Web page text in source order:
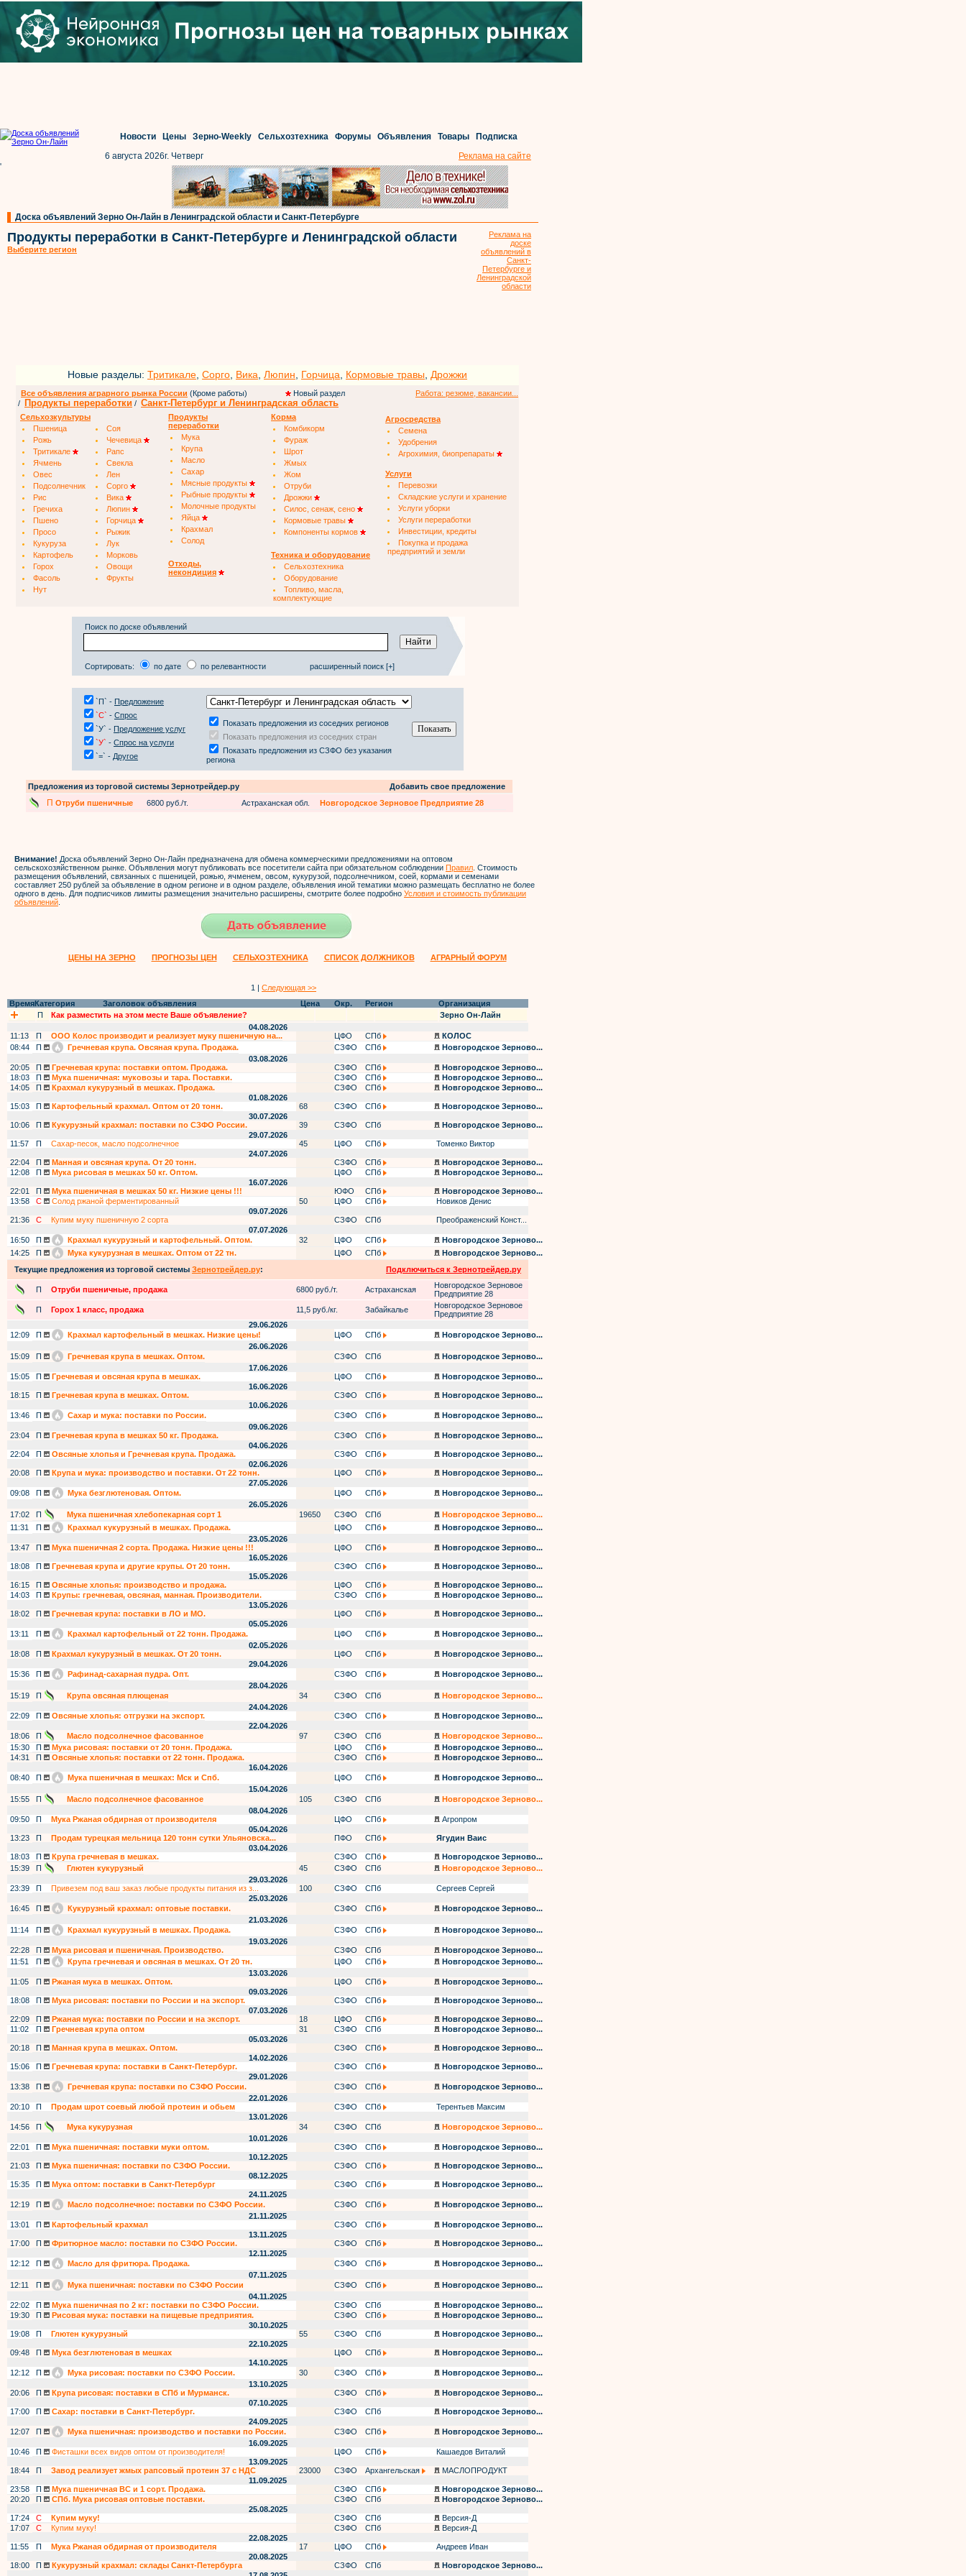
Новости Цены Зерно-Weekly Сельхозтехника Форумы Объявления Товары
Подписка
6 августа 2026г. Четверг
Реклама на сайте
'
Доска объявлений Зерно Он-Лайн в Ленинградской области и Санкт-Петербурге
Продукты переработки в Санкт-Петербурге и Ленинградской области
Выберите регион
Реклама на
доске
объявлений в
Санкт-
Петербурге и
Ленинградской
области
Новые разделы: Тритикале Сорго Вика Люпин Горчица Кормовые травы Дрожжи
Все объявления аграрного рынка России (Кроме работы) Новый раздел
Работа: резюме, вакансии...
/
Продукты переработки / Санкт-Петербург и Ленинградская область
Сельхозкультуры
Пшеница
Соя
Рожь
Чечевица
Тритикале
Рапс
Ячмень
Свекла
Овес
Лен
Подсолнечник
Сорго
Рис
Вика
Гречиха
Люпин
Пшено
Горчица
Просо
Рыжик
Кукуруза
Лук
Картофель
Морковь
Горох
Овощи
Фасоль
Фрукты
Нут
Продукты
переработки
Мука
Крупа
Масло
Сахар
Мясные продукты
Рыбные продукты
Молочные продукты
Яйца
Крахмал
Солод
Отходы,
некондиция
Корма
Комбикорм
Фураж
Шрот
Жмых
Жом
Отруби
Дрожжи
Силос, сенаж, сено
Кормовые травы
Компоненты кормов
Техника и оборудование
Сельхозтехника
Оборудование
Топливо, масла,
комплектующие
Агросредства
Семена
Удобрения
Агрохимия, биопрепараты
Услуги
Перевозки
Складские услуги и хранение
Услуги уборки
Услуги переработки
Инвестиции, кредиты
Покупка и продажа
предприятий и земли
Поиск по доске объявлений
Сортировать: по дате по релевантности расширенный поиск [+]
`П` - Предложение
`С` - Спрос
`У` - Предложение услуг
`У` - Спрос на услуги
`=` - Другое
Показать предложения из соседних регионов
Показать предложения из соседних стран
Показать предложения из СЗФО без указания
региона
Предложения из торговой системы Зернотрейдер.ру Добавить свое предложение
П Отруби пшеничные 6800 руб./т. Астраханская обл. Новгородское Зерновое Предприятие 28
Внимание! Доска объявлений Зерно Он-Лайн предназначена для обмена коммерческими предложениями на оптовом
сельскохозяйственном рынке. Объявления могут публиковать все посетители сайта при обязательном соблюдении Правил . Стоимость
размещения объявлений, связанных с пшеницей, рожью, ячменем, овсом, кукурузой, подсолнечником, соей, кормами и семенами
составляет 250 рублей за объявление в одном регионе и в одном разделе, объявления иной тематики можно размещать бесплатно не более
одного в день. Для подписчиков лимиты размещения значительно расширены, смотрите более подробно Условия и стоимость публикации
объявлений
ЦЕНЫ НА ЗЕРНО ПРОГНОЗЫ ЦЕН СЕЛЬХОЗТЕХНИКА СПИСОК ДОЛЖНИКОВ АГРАРНЫЙ ФОРУМ
1 | Следующая >>
ВремяКатегория Заголовок объявления Цена Окр. Регион
Организация
П
Как разместить на этом месте Ваше объявление?
Зерно Он-Лайн
04.08.2026
11:13
П ООО Колос производит и реализует муку пшеничную на... ЦФО СПб
КОЛОС
08:44
П Гречневая крупа. Овсяная крупа. Продажа. СЗФО СПб
Новгородское Зерново...
03.08.2026
20:05
П Гречневая крупа: поставки оптом. Продажа. СЗФО СПб
Новгородское Зерново...
18:03
П Мука пшеничная: муковозы и тара. Поставки. СЗФО СПб
Новгородское Зерново...
14:05
П Крахмал кукурузный в мешках. Продажа. СЗФО СПб
Новгородское Зерново...
01.08.2026
15:03
П Картофельный крахмал. Оптом от 20 тонн. 68 СЗФО СПб
Новгородское Зерново...
30.07.2026
10:06
П Кукурузный крахмал: поставки по СЗФО России. 39 СЗФО СПб
Новгородское Зерново...
29.07.2026
11:57
П Сахар-песок, масло подсолнечное 45 ЦФО СПб
Томенко Виктор
24.07.2026
22:04
П Манная и овсяная крупа. От 20 тонн. СЗФО СПб
Новгородское Зерново...
12:08
П Мука рисовая в мешках 50 кг. Оптом. ЦФО СПб
Новгородское Зерново...
16.07.2026
22:01
П Мука пшеничная в мешках 50 кг. Низкие цены !!! ЮФО СПб
Новгородское Зерново...
13:58
С Солод ржаной ферментированный 50 ЦФО СПб
Новиков Денис
09.07.2026
21:36
С Купим муку пшеничную 2 сорта СЗФО СПб
Преображенский Конст...
07.07.2026
16:50
П Крахмал кукурузный и картофельный. Оптом. 32 ЦФО СПб
Новгородское Зерново...
14:25
П Мука кукурузная в мешках. Оптом от 22 тн. ЦФО СПб
Новгородское Зерново...
Текущие предложения из торговой системы Зернотрейдер.ру: Подключиться к Зернотрейдер.ру
П Отруби пшеничные, продажа 6800 руб./т. Астраханская
Новгородское Зерновое
Предприятие 28
П
Горох 1 класс, продажа 11,5 руб./кг. Забайкалье
Новгородское Зерновое
Предприятие 28
29.06.2026
12:09
П Крахмал картофельный в мешках. Низкие цены! ЦФО СПб
Новгородское Зерново...
26.06.2026
15:09
П Гречневая крупа в мешках. Оптом. СЗФО СПб
Новгородское Зерново...
17.06.2026
15:05
П Гречневая и овсяная крупа в мешках. ЦФО СПб
Новгородское Зерново...
16.06.2026
18:15
П Гречневая крупа в мешках. Оптом. СЗФО СПб
Новгородское Зерново...
10.06.2026
13:46
П Сахар и мука: поставки по России. СЗФО СПб
Новгородское Зерново...
09.06.2026
23:04
П Гречневая крупа в мешках 50 кг. Продажа. СЗФО СПб
Новгородское Зерново...
04.06.2026
22:04
П Овсяные хлопья и Гречневая крупа. Продажа. СЗФО СПб
Новгородское Зерново...
02.06.2026
20:08
П Крупа и мука: производство и поставки. От 22 тонн. ЦФО СПб
Новгородское Зерново...
27.05.2026
09:08
П Мука безглютеновая. Оптом. ЦФО СПб
Новгородское Зерново...
26.05.2026
17:02
П Мука пшеничная хлебопекарная сорт 1 19650 СЗФО СПб
Новгородское Зерново...
11:31
П Крахмал кукурузный в мешках. Продажа. ЦФО СПб
Новгородское Зерново...
23.05.2026
13:47
П Мука пшеничная 2 сорта. Продажа. Низкие цены !!! ЦФО СПб
Новгородское Зерново...
16.05.2026
18:08
П Гречневая крупа и другие крупы. От 20 тонн. СЗФО СПб
Новгородское Зерново...
15.05.2026
16:15
П Овсяные хлопья: производство и продажа. ЦФО СПб
Новгородское Зерново...
14:03
П Крупы: гречневая, овсяная, манная. Производители. СЗФО СПб
Новгородское Зерново...
13.05.2026
18:02
П Гречневая крупа: поставки в ЛО и МО. ЦФО СПб
Новгородское Зерново...
05.05.2026
13:11
П Крахмал картофельный от 22 тонн. Продажа. ЦФО СПб
Новгородское Зерново...
02.05.2026
18:08
П Крахмал кукурузный в мешках. От 20 тонн. ЦФО СПб
Новгородское Зерново...
29.04.2026
15:36
П Рафинад-сахарная пудра. Опт. СЗФО СПб
Новгородское Зерново...
28.04.2026
15:19
П Крупа овсяная плющеная 34 СЗФО СПб
Новгородское Зерново...
24.04.2026
22:09
П Овсяные хлопья: отгрузки на экспорт. СЗФО СПб
Новгородское Зерново...
22.04.2026
18:06
П Масло подсолнечное фасованное 97 СЗФО СПб
Новгородское Зерново...
15:30
П Мука рисовая: поставки от 20 тонн. Продажа. ЦФО СПб
Новгородское Зерново...
14:31
П Овсяные хлопья: поставки от 22 тонн. Продажа. СЗФО СПб
Новгородское Зерново...
16.04.2026
08:40
П Мука пшеничная в мешках: Мск и Спб. ЦФО СПб
Новгородское Зерново...
15.04.2026
15:55
П Масло подсолнечное фасованное 105 СЗФО СПб
Новгородское Зерново...
08.04.2026
09:50
П Мука Ржаная обдирная от производителя ЦФО СПб
Агропром
05.04.2026
13:23
П Продам турецкая мельница 120 тонн сутки Ульяновска... ПФО СПб
Ягудин Ваис
03.04.2026
18:03
П Крупа гречневая в мешках. СЗФО СПб
Новгородское Зерново...
15:39
П Глютен кукурузный 45 СЗФО СПб
Новгородское Зерново...
29.03.2026
23:39
П Привезем под ваш заказ любые продукты питания из з... 100 СЗФО СПб
Сергеев Сергей
25.03.2026
16:45
П Кукурузный крахмал: оптовые поставки. СЗФО СПб
Новгородское Зерново...
21.03.2026
11:14
П Крахмал кукурузный в мешках. Продажа. СЗФО СПб
Новгородское Зерново...
19.03.2026
22:28
П Мука рисовая и пшеничная. Производство. СЗФО СПб
Новгородское Зерново...
11:51
П Крупа гречневая и овсяная в мешках. От 20 тн. ЦФО СПб
Новгородское Зерново...
13.03.2026
11:05
П Ржаная мука в мешках. Оптом. ЦФО СПб
Новгородское Зерново...
09.03.2026
18:08
П Мука рисовая: поставки по России и на экспорт. СЗФО СПб
Новгородское Зерново...
07.03.2026
22:09
П Ржаная мука: поставки по России и на экспорт. 18 ЦФО СПб
Новгородское Зерново...
11:02
П Гречневая крупа оптом 31 СЗФО СПб
Новгородское Зерново...
05.03.2026
20:18
П Манная крупа в мешках. Оптом. СЗФО СПб
Новгородское Зерново...
14.02.2026
15:06
П Гречневая крупа: поставки в Санкт-Петербург. СЗФО СПб
Новгородское Зерново...
29.01.2026
13:38
П Гречневая крупа: поставки по СЗФО России. СЗФО СПб
Новгородское Зерново...
22.01.2026
20:10
П Продам шрот соевый любой протеин и обьем СЗФО СПб
Терентьев Максим
13.01.2026
14:56
П Мука кукурузная 34 СЗФО СПб
Новгородское Зерново...
10.01.2026
22:01
П Мука пшеничная: поставки муки оптом. СЗФО СПб
Новгородское Зерново...
10.12.2025
21:03
П Мука пшеничная: поставки по СЗФО России. СЗФО СПб
Новгородское Зерново...
08.12.2025
15:35
П Мука оптом: поставки в Санкт-Петербург СЗФО СПб
Новгородское Зерново...
24.11.2025
12:19
П Масло подсолнечное: поставки по СЗФО России. СЗФО СПб
Новгородское Зерново...
21.11.2025
13:01
П Картофельный крахмал СЗФО СПб
Новгородское Зерново...
13.11.2025
17:00
П Фритюрное масло: поставки по СЗФО России. СЗФО СПб
Новгородское Зерново...
12.11.2025
12:12
П Масло для фритюра. Продажа. СЗФО СПб
Новгородское Зерново...
07.11.2025
12:11
П Мука пшеничная: поставки по СЗФО России СЗФО СПб
Новгородское Зерново...
04.11.2025
22:02
П Мука пшеничная по 2 кг: поставки по СЗФО России. СЗФО СПб
Новгородское Зерново...
19:30
П Рисовая мука: поставки на пищевые предприятия. СЗФО СПб
Новгородское Зерново...
30.10.2025
19:08
П Глютен кукурузный 55 СЗФО СПб
Новгородское Зерново...
22.10.2025
09:48
П Мука безглютеновая в мешках ЦФО СПб
Новгородское Зерново...
14.10.2025
12:12
П Мука рисовая: поставки по СЗФО России. 30 СЗФО СПб
Новгородское Зерново...
13.10.2025
20:06
П Крупа рисовая: поставки в СПб и Мурманск. СЗФО СПб
Новгородское Зерново...
07.10.2025
17:00
П Сахар: поставки в Санкт-Петербург. СЗФО СПб
Новгородское Зерново...
24.09.2025
12:07
П Мука пшеничная: производство и поставки по России. СЗФО СПб
Новгородское Зерново...
16.09.2025
10:46
П Фисташки всех видов оптом от производителя! ЦФО СПб
Кашаедов Виталий
13.09.2025
18:44
П Завод реализует жмых рапсовый протеин 37 с НДС 23000 СЗФО Архангельская
МАСЛОПРОДУКТ
11.09.2025
23:58
П Мука пшеничная ВС и 1 сорт. Продажа. СЗФО СПб
Новгородское Зерново...
20:20
П СПб. Мука рисовая оптовые поставки. СЗФО СПб
Новгородское Зерново...
25.08.2025
17:24
С Купим муку! СЗФО СПб
Версия-Д
17:07
С Купим муку! СЗФО СПб
Версия-Д
22.08.2025
11:55
П Мука Ржаная обдирная от производителя 17 ЦФО СПб
Андреев Иван
20.08.2025
18:00
П Кукурузный крахмал: склады Санкт-Петербурга СЗФО СПб
Новгородское Зерново...